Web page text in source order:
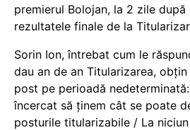
premierul Bolojan, la 2 zile
rezultatele finale de la
Sorin Ion, întrebat cum le
dau an de an Titularizarea,
post pe perioadă
încercat să ținem cât se poate
posturile titularizabile / La